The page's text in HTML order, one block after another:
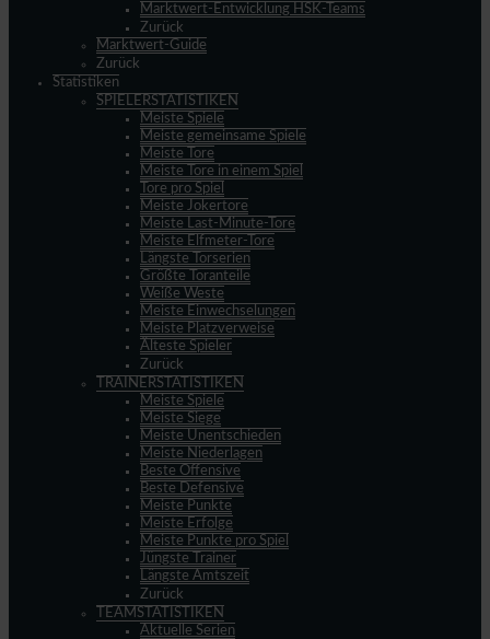
Marktwert-Entwicklung HSK-Teams
Zurück
Marktwert-Guide
Zurück
Statistiken
SPIELERSTATISTIKEN
Meiste Spiele
Meiste gemeinsame Spiele
Meiste Tore
Meiste Tore in einem Spiel
Tore pro Spiel
Meiste Jokertore
Meiste Last-Minute-Tore
Meiste Elfmeter-Tore
Längste Torserien
Größte Toranteile
Weiße Weste
Meiste Einwechselungen
Meiste Platzverweise
Älteste Spieler
Zurück
TRAINERSTATISTIKEN
Meiste Spiele
Meiste Siege
Meiste Unentschieden
Meiste Niederlagen
Beste Offensive
Beste Defensive
Meiste Punkte
Meiste Erfolge
Meiste Punkte pro Spiel
Jüngste Trainer
Längste Amtszeit
Zurück
TEAMSTATISTIKEN
Aktuelle Serien